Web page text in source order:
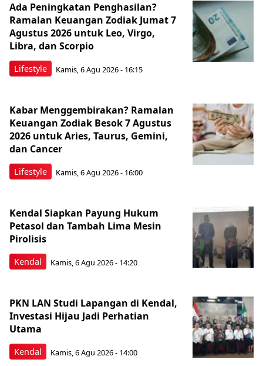
Lifestyle
Ada Peningkatan Penghasilan?
Ramalan Keuangan Zodiak Jumat 7
Agustus 2026 untuk Leo, Virgo,
Libra, dan Scorpio
Kamis, 6 Agu 2026 - 16:15
Lifestyle
Kabar Menggembirakan? Ramalan
Keuangan Zodiak Besok 7 Agustus
2026 untuk Aries, Taurus, Gemini,
dan Cancer
Kamis, 6 Agu 2026 - 16:00
Kendal
Kendal Siapkan Payung Hukum
Petasol dan Tambah Lima Mesin
Pirolisis
Kamis, 6 Agu 2026 - 14:20
Kendal
PKN LAN Studi Lapangan di Kendal,
Investasi Hijau Jadi Perhatian
Utama
Kamis, 6 Agu 2026 - 14:00